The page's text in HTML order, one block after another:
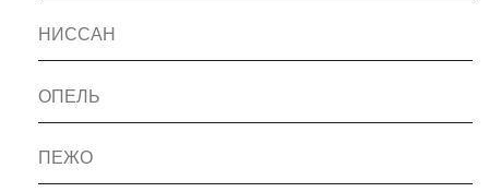
НИССАН
ОПЕЛЬ
ПЕЖО